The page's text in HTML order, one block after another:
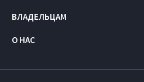
ВЛАДЕЛЬЦАМ
О НАС